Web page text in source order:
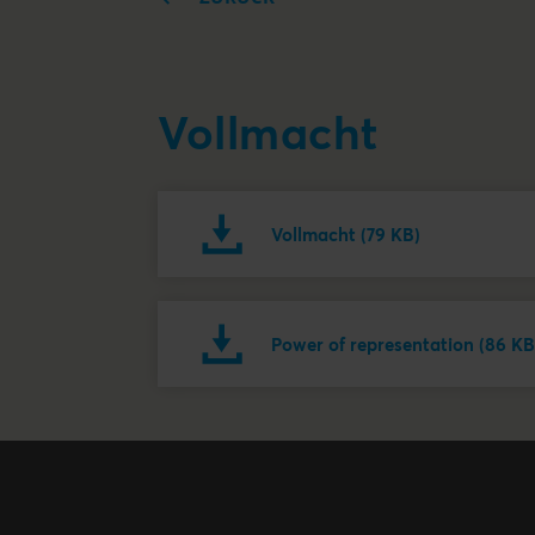
Vollmacht
Vollmacht (79 KB)
Power of representation (86